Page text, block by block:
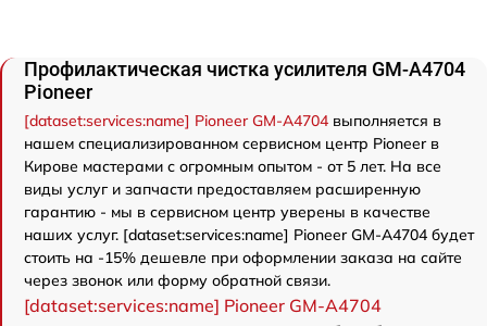
Профилактическая чистка усилителя GM-A4704
Pioneer
[dataset:services:name] Pioneer GM-A4704 выполняется в
нашем специализированном сервисном центр Pioneer в
Кирове мастерами с огромным опытом - от 5 лет. На все
виды услуг и запчасти предоставляем расширенную
гарантию - мы в сервисном центр уверены в качестве
наших услуг. [dataset:services:name] Pioneer GM-A4704 будет
стоить на -15% дешевле при оформлении заказа на сайте
через звонок или форму обратной связи.
[dataset:services:name] Pioneer GM-A4704